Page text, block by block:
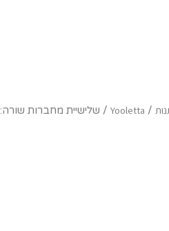
/
Yooletta / שלישיית מחברות שורה: Peacock